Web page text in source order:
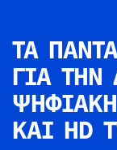
ΤΑ ΠΑΝΤΑ
ΓΙΑ ΤΗΝ
ΨΗΦΙΑΚΗ
ΚΑΙ HD